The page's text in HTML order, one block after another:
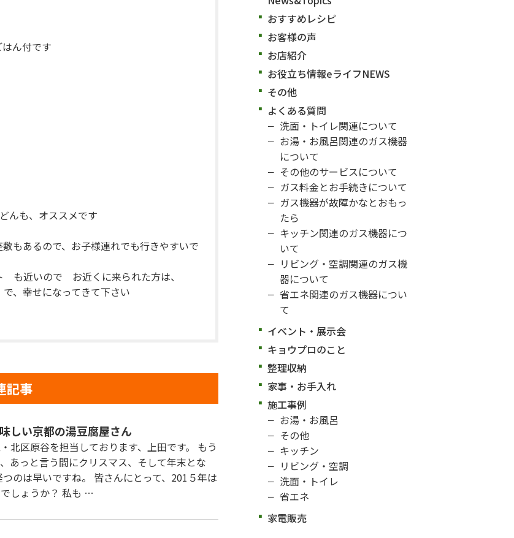
ん付です
んも、オススメです
もあるので、お子様連れでも行きやすいで
近いので お近くに来られた方は、
、幸せになってきて下さい
記事
しい京都の湯豆腐屋さん
北区原谷を担当しております、上田です。 もう
あっと言う間にクリスマス、そして年末とな
のは早いですね。 皆さんにとって、201５年は
しょうか？ 私も …
おすすめレシピ
お客様の声
お店紹介
お役立ち情報eライフNEWS
その他
よくある質問
洗面・トイレ関連について
お湯・お風呂関連のガス機器
について
その他のサービスについて
ガス料金とお手続きについて
ガス機器が故障かなとおもっ
たら
キッチン関連のガス機器につ
いて
リビング・空調関連のガス機
器について
省エネ関連のガス機器につい
て
イベント・展示会
キョウプロのこと
整理収納
家事・お手入れ
施工事例
お湯・お風呂
その他
キッチン
リビング・空調
洗面・トイレ
省エネ
家電販売